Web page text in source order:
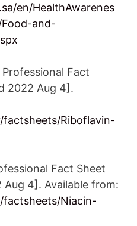
en/HealthAwarenes
and-
Fact
2022 Aug 4].
Riboflavin-
Fact Sheet
4]. Available from:
Niacin-